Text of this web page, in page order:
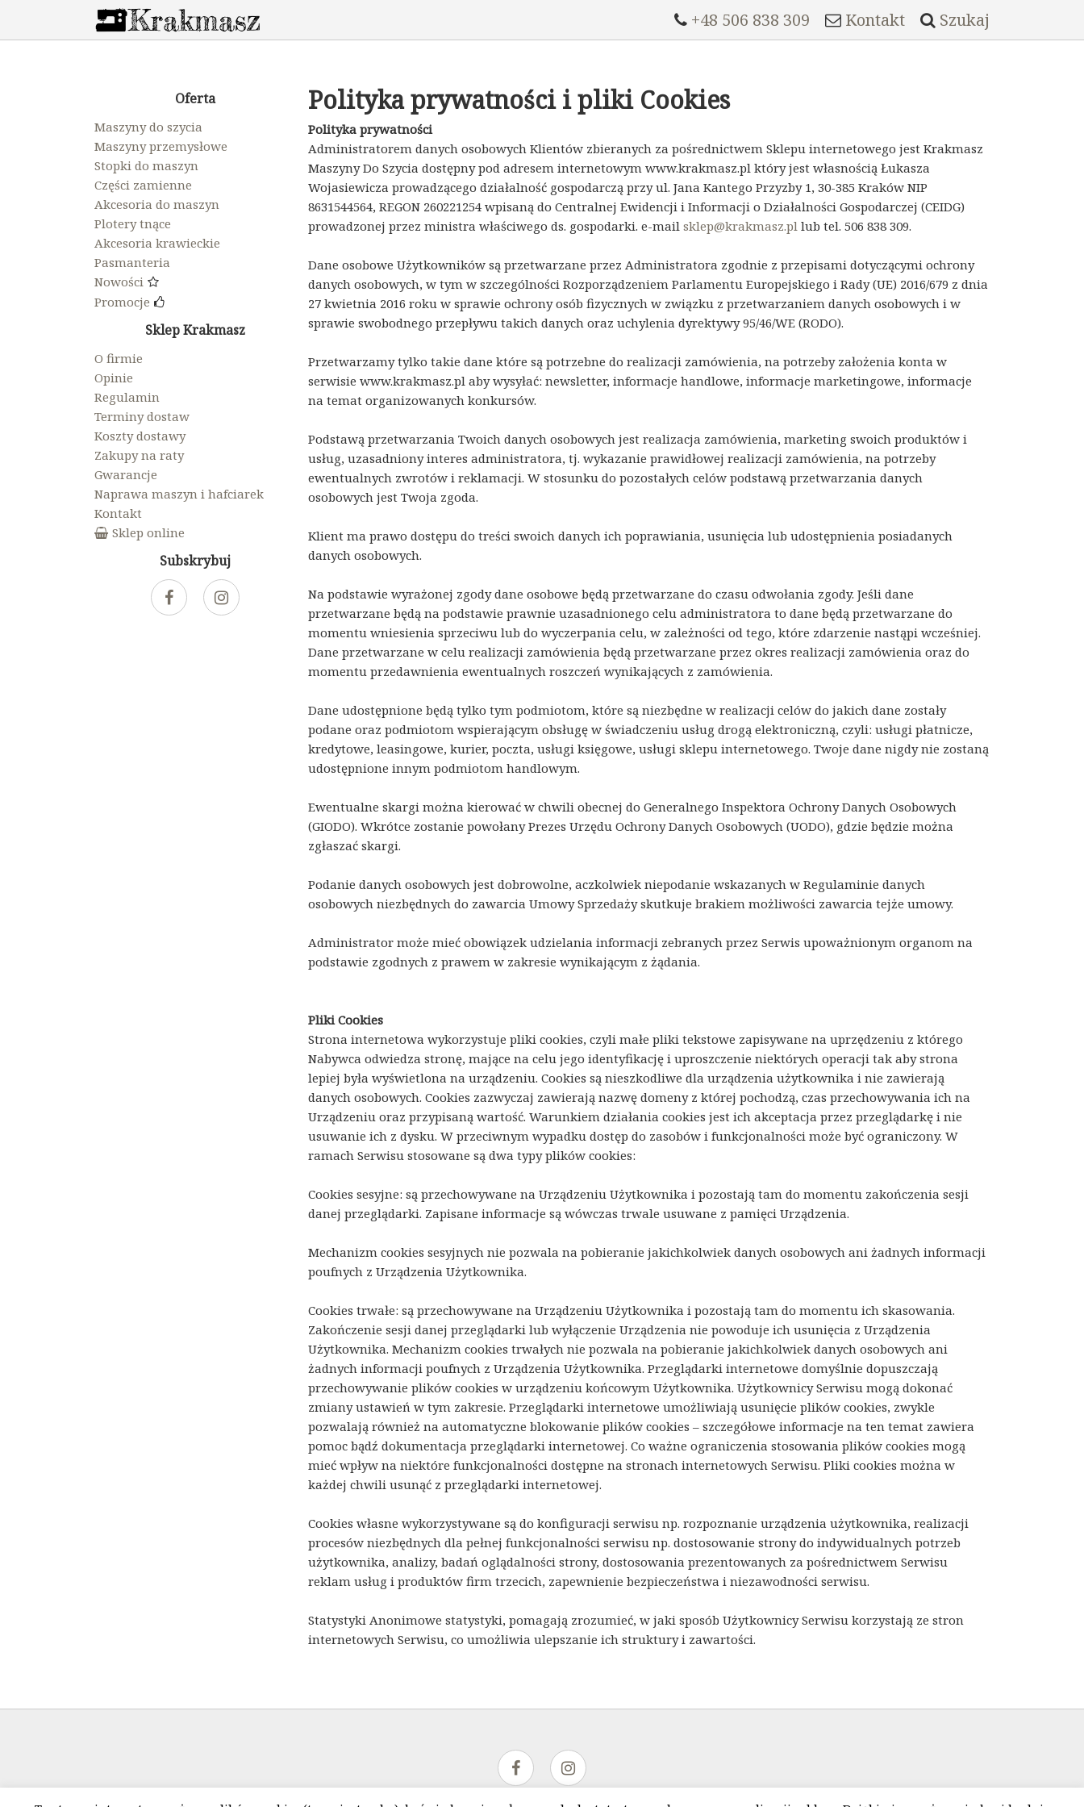
+48 506 838 309 Kontakt Szukaj
Oferta
Maszyny do szycia
Maszyny przemysłowe
Stopki do maszyn
Części zamienne
Akcesoria do maszyn
Plotery tnące
Akcesoria krawieckie
Pasmanteria
Nowości
Promocje
Sklep Krakmasz
O firmie
Opinie
Regulamin
Terminy dostaw
Koszty dostawy
Zakupy na raty
Gwarancje
Naprawa maszyn i hafciarek
Kontakt
Sklep online
Subskrybuj
Polityka prywatności i pliki Cookies
Polityka prywatności
Administratorem danych osobowych Klientów zbieranych za pośrednictwem Sklepu internetowego jest Krakmasz
Maszyny Do Szycia dostępny pod adresem internetowym www.krakmasz.pl który jest własnością Łukasza
Wojasiewicza prowadzącego działalność gospodarczą przy ul. Jana Kantego Przyzby 1, 30-385 Kraków NIP
8631544564, REGON 260221254 wpisaną do Centralnej Ewidencji i Informacji o Działalności Gospodarczej (CEIDG)
prowadzonej przez ministra właściwego ds. gospodarki. e-mail sklep@krakmasz.pl lub tel. 506 838 309.
Dane osobowe Użytkowników są przetwarzane przez Administratora zgodnie z przepisami dotyczącymi ochrony
danych osobowych, w tym w szczególności Rozporządzeniem Parlamentu Europejskiego i Rady (UE) 2016/679 z dnia
27 kwietnia 2016 roku w sprawie ochrony osób fizycznych w związku z przetwarzaniem danych osobowych i w
sprawie swobodnego przepływu takich danych oraz uchylenia dyrektywy 95/46/WE (RODO).
Przetwarzamy tylko takie dane które są potrzebne do realizacji zamówienia, na potrzeby założenia konta w
serwisie www.krakmasz.pl aby wysyłać: newsletter, informacje handlowe, informacje marketingowe, informacje
na temat organizowanych konkursów.
Podstawą przetwarzania Twoich danych osobowych jest realizacja zamówienia, marketing swoich produktów i
usług, uzasadniony interes administratora, tj. wykazanie prawidłowej realizacji zamówienia, na potrzeby
ewentualnych zwrotów i reklamacji. W stosunku do pozostałych celów podstawą przetwarzania danych
osobowych jest Twoja zgoda.
Klient ma prawo dostępu do treści swoich danych ich poprawiania, usunięcia lub udostępnienia posiadanych
danych osobowych.
Na podstawie wyrażonej zgody dane osobowe będą przetwarzane do czasu odwołania zgody. Jeśli dane
przetwarzane będą na podstawie prawnie uzasadnionego celu administratora to dane będą przetwarzane do
momentu wniesienia sprzeciwu lub do wyczerpania celu, w zależności od tego, które zdarzenie nastąpi wcześniej.
Dane przetwarzane w celu realizacji zamówienia będą przetwarzane przez okres realizacji zamówienia oraz do
momentu przedawnienia ewentualnych roszczeń wynikających z zamówienia.
Dane udostępnione będą tylko tym podmiotom, które są niezbędne w realizacji celów do jakich dane zostały
podane oraz podmiotom wspierającym obsługę w świadczeniu usług drogą elektroniczną, czyli: usługi płatnicze,
kredytowe, leasingowe, kurier, poczta, usługi księgowe, usługi sklepu internetowego. Twoje dane nigdy nie zostaną
udostępnione innym podmiotom handlowym.
Ewentualne skargi można kierować w chwili obecnej do Generalnego Inspektora Ochrony Danych Osobowych
(GIODO). Wkrótce zostanie powołany Prezes Urzędu Ochrony Danych Osobowych (UODO), gdzie będzie można
zgłaszać skargi.
Podanie danych osobowych jest dobrowolne, aczkolwiek niepodanie wskazanych w Regulaminie danych
osobowych niezbędnych do zawarcia Umowy Sprzedaży skutkuje brakiem możliwości zawarcia tejże umowy.
Administrator może mieć obowiązek udzielania informacji zebranych przez Serwis upoważnionym organom na
podstawie zgodnych z prawem w zakresie wynikającym z żądania.
Pliki Cookies
Strona internetowa wykorzystuje pliki cookies, czyli małe pliki tekstowe zapisywane na uprzędzeniu z którego
Nabywca odwiedza stronę, mające na celu jego identyfikację i uproszczenie niektórych operacji tak aby strona
lepiej była wyświetlona na urządzeniu. Cookies są nieszkodliwe dla urządzenia użytkownika i nie zawierają
danych osobowych. Cookies zazwyczaj zawierają nazwę domeny z której pochodzą, czas przechowywania ich na
Urządzeniu oraz przypisaną wartość. Warunkiem działania cookies jest ich akceptacja przez przeglądarkę i nie
usuwanie ich z dysku. W przeciwnym wypadku dostęp do zasobów i funkcjonalności może być ograniczony. W
ramach Serwisu stosowane są dwa typy plików cookies:
Cookies sesyjne: są przechowywane na Urządzeniu Użytkownika i pozostają tam do momentu zakończenia sesji
danej przeglądarki. Zapisane informacje są wówczas trwale usuwane z pamięci Urządzenia.
Mechanizm cookies sesyjnych nie pozwala na pobieranie jakichkolwiek danych osobowych ani żadnych informacji
poufnych z Urządzenia Użytkownika.
Cookies trwałe: są przechowywane na Urządzeniu Użytkownika i pozostają tam do momentu ich skasowania.
Zakończenie sesji danej przeglądarki lub wyłączenie Urządzenia nie powoduje ich usunięcia z Urządzenia
Użytkownika. Mechanizm cookies trwałych nie pozwala na pobieranie jakichkolwiek danych osobowych ani
żadnych informacji poufnych z Urządzenia Użytkownika. Przeglądarki internetowe domyślnie dopuszczają
przechowywanie plików cookies w urządzeniu końcowym Użytkownika. Użytkownicy Serwisu mogą dokonać
zmiany ustawień w tym zakresie. Przeglądarki internetowe umożliwiają usunięcie plików cookies, zwykle
pozwalają również na automatyczne blokowanie plików cookies – szczegółowe informacje na ten temat zawiera
pomoc bądź dokumentacja przeglądarki internetowej. Co ważne ograniczenia stosowania plików cookies mogą
mieć wpływ na niektóre funkcjonalności dostępne na stronach internetowych Serwisu. Pliki cookies można w
każdej chwili usunąć z przeglądarki internetowej.
Cookies własne wykorzystywane są do konfiguracji serwisu np. rozpoznanie urządzenia użytkownika, realizacji
procesów niezbędnych dla pełnej funkcjonalności serwisu np. dostosowanie strony do indywidualnych potrzeb
użytkownika, analizy, badań oglądalności strony, dostosowania prezentowanych za pośrednictwem Serwisu
reklam usług i produktów firm trzecich, zapewnienie bezpieczeństwa i niezawodności serwisu.
Statystyki Anonimowe statystyki, pomagają zrozumieć, w jaki sposób Użytkownicy Serwisu korzystają ze stron
internetowych Serwisu, co umożliwia ulepszanie ich struktury i zawartości.
Polityka prywatności i pliki Cookies O firmie Regulamin